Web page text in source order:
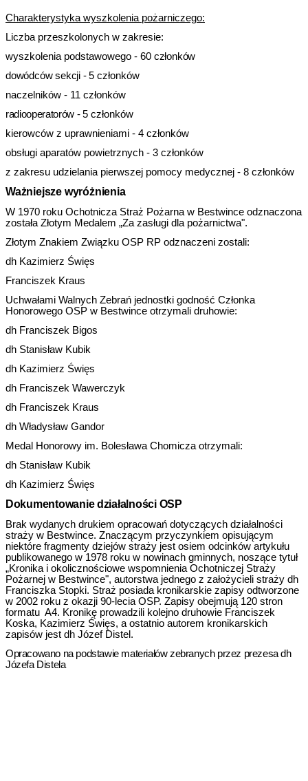
Charakterystyka wyszkolenia pożarniczego:
Liczba przeszkolonych w zakresie:
wyszkolenia podstawowego - 60 członków
dowódców sekcji -5 członków
naczelników - 11 członków
radiooperatorów -5 członków
kierowców z uprawnieniami - 4 członków
obsługi aparatów powietrznych - 3 członków
z zakresu udzielania pierwszej pomocy medycznej - 8 członków
Ważniejsze wyróżnienia
W 1970 roku Ochotnicza Straż Pożarna w Bestwince odznaczona
została Złotym Medalem „Za zasługi dla pożarnictwa".
Złotym Znakiem Związku OSP RP odznaczeni zostali:
dh Kazimierz Święs
Franciszek Kraus
Uchwałami Walnych Zebrań jednostki godność Członka
Honorowego OSP w Bestwince otrzymali druhowie:
dh Franciszek Bigos
dh Stanisław Kubik
dh Kazimierz Święs
dh Franciszek Wawerczyk
dh Franciszek Kraus
dh Władysław Gandor
Medal Honorowy im. Bolesława Chomicza otrzymali:
dh Stanisław Kubik
dh Kazimierz Święs
Dokumentowanie działalności OSP
Brak wydanych drukiem opracowań dotyczących działalności
straży w Be­stwince. Znaczącym przyczynkiem opisującym
niektóre fragmenty dziejów stra­ży jest osiem odcinków artykułu
publikowanego w 1978 roku w nowinach gminnych, noszące tytuł
„Kronika i okolicznościowe wspomnienia Ochotniczej Straży
Pożarnej w Bestwince", autorstwa jednego z założycieli straży dh
Franciszka Stopki. Straż posiada kronikarskie zapisy odtworzone
w 2002 roku z okazji 90-lecia OSP. Zapisy obejmują 120 stron
formatu A4. Kroni­kę prowadzili kolejno druhowie Franciszek
Koska, Kazimierz Święs, a ostatnio autorem kronikarskich
zapisów jest dh Józef Distel.
Opracowano na podstawie materiałów zebranych przez prezesa dh
Józefa Distela